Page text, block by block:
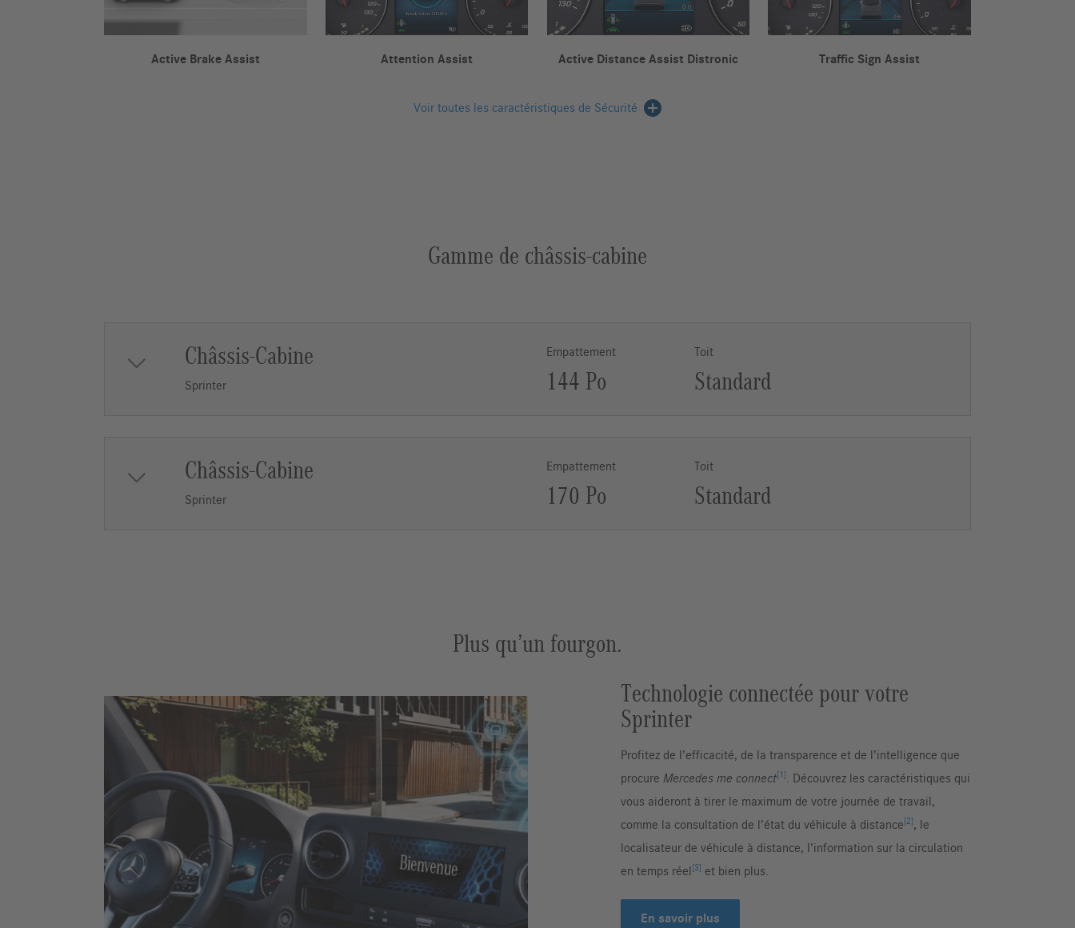
Active Brake Assist Attention Assist Active Distance Assist Distronic Traffic Sign Assist
Voir toutes les caractéristiques de Sécurité
Gamme de châssis-cabine
Châssis-Cabine
Sprinter
Empattement
144 Po
Toit
Standard
Châssis-Cabine
Sprinter
Empattement
170 Po
Toit
Standard
Plus qu’un fourgon.
Technologie connectée pour votre
Sprinter
Profitez de l’efficacité, de la transparence et de l’intelligence que
procure Mercedes me connect[1]. Découvrez les caractéristiques qui
vous aideront à tirer le maximum de votre journée de travail,
comme la consultation de l’état du véhicule à distance[2], le
localisateur de véhicule à distance, l’information sur la circulation
en temps réel [3] et bien plus.
En savoir plus